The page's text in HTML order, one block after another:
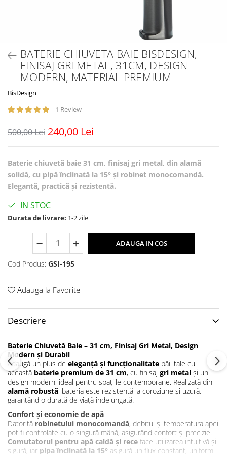
BATERIE CHIUVETA BAIE BISDESIGN,
FINISAJ GRI METAL, 31CM, DESIGN
MODERN, MATERIAL PREMIUM
BisDesign
1 Review
500,00 Lei 240,00 Lei
Baterie chiuvetă baie 31 cm, finisaj gri metal, din alamă
solidă, cu pipă înclinată la 15° și robinet monocomandă.
Elegantă, practică și rezistentă.
IN STOC
Durata de livrare: 1-2 zile
ADAUGA IN COS
Cod Produs: GSI-195
Adauga la Favorite
Descriere
Baterie Chiuvetă Baie – 31 cm, Finisaj Gri Metal, Design
Modern și Durabil
Adaugă un plus de eleganță și funcționalitate băii tale cu
această baterie premium de 31 cm, cu finisaj gri metal și un
design modern, ideal pentru spațiile contemporane. Realizată din
alamă robustă, bateria este rezistentă la coroziune și uzură,
garantând o durată de viață îndelungată.
Confort și economie de apă
Datorită robinetului monocomandă, debitul și temperatura apei
pot fi controlate cu o singură mână, asigurând confort și precizie.
Comutatorul pentru apă caldă și rece face utilizarea intuitivă și
sigură, iar pipa înclinată la 15° asigură un flux constant, uniform